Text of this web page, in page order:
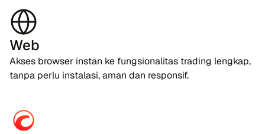
Web
Akses browser instan ke fungsionalitas trading lengkap,
tanpa perlu instalasi, aman dan responsif.